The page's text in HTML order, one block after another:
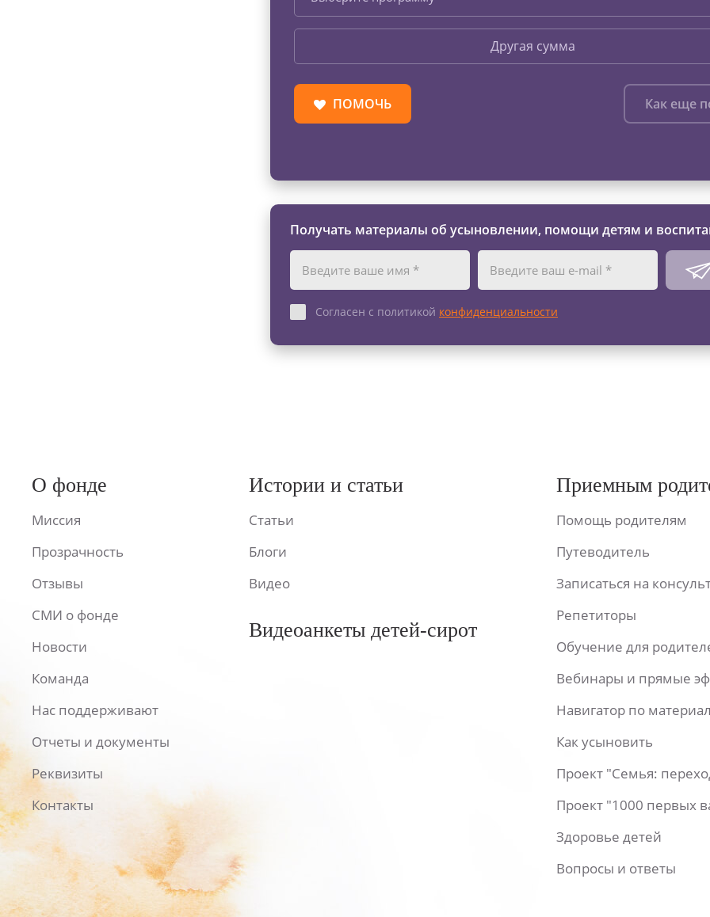
Другая сумма
ПОМОЧЬ Как еще
Получать материалы об усыновлении, помощи детям и
Согласен с политикой конфиденциальности
О фонде
Миссия
Прозрачность
Отзывы
СМИ о фонде
Новости
Команда
Нас поддерживают
Отчеты и документы
Реквизиты
Контакты
Истории и статьи
Статьи
Блоги
Видео
Видеоанкеты детей-сирот
Приемным
Помощь родителям
Путеводитель
Записаться на
Репетиторы
Обучение для
Вебинары и прямые
Навигатор по
Как усыновить
Проект "Семья:
Проект "1000 первых
Здоровье детей
Вопросы и ответы